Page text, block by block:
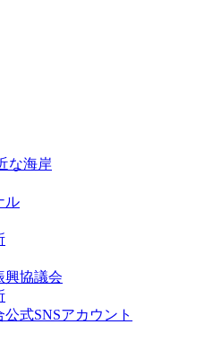
な海岸
ル
興協議会
式SNSアカウント